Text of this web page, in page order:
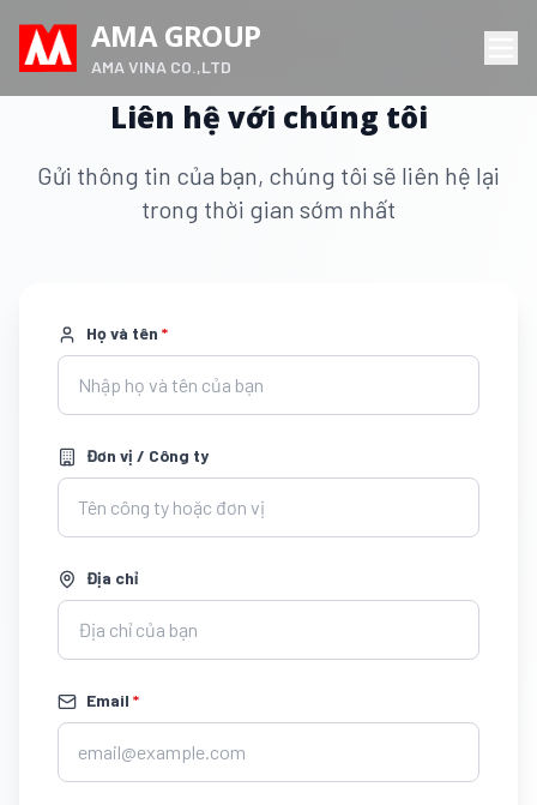
AMA GROUP
AMA VINA CO.,LTD
Liên hệ với chúng tôi
Gửi thông tin của bạn, chúng tôi sẽ liên hệ lại
trong thời gian sớm nhất
Họ và tên *
Đơn vị / Công ty
Địa chỉ
Email *